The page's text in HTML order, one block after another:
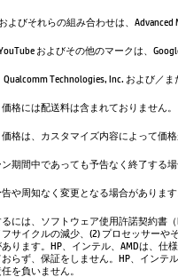
よびそれらの組み合わせは、Advanced
およびその他のマークは、
Qualcomm Technologies, Inc. および／
格には配送料は含まれておりません。
格は、カスタマイズ内容によって価
期間中であっても予告なく終了する
や周知なく変更となる場合があります
には、ソフトウェア使用許諾契約書
サイクルの減少、(2) プロセッサー
ります。HP、インテル、AMDは、
らず、保証をしません。HP、イン
を負いません。